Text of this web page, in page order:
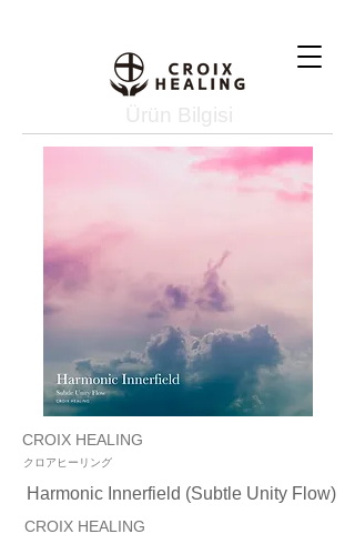
Ürün Bilgisi
CROIX HEALING
クロアヒーリング
Harmonic Innerfield (Subtle Unity Flow)
CROIX HEALING